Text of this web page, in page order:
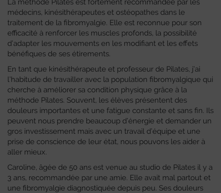
La méthode Pilates est fortement recommandée par les
médecins, kinésithérapeutes et ostéopathes dans le
traitement de la fibromyalgie. Elle est reconnue pour son
efficacité à renforcer les muscles profonds, la possibilité
d’adapter les mouvements en les modifiant et les effets
bénéfiques de ses étirements.
En tant que kinésithérapeute et professeur de Pilates, j’ai
l’habitude de travailler avec la population fibromyalgique qui
cherche à améliorer sa condition physique grâce à la
méthode Pilates. Souvent, les élèves présentent des
douleurs importantes et une fatigue constante et sans fin. Ils
peuvent nous prendre beaucoup d’énergie et demander un
gros investissement mais avec un travail d’équipe et une
prise de conscience de leur état, nous pouvons les aider à
aller mieux.
Caroline, âgée de 50 ans est venue au studio de Pilates il y a
3 ans, recommandée par une amie. Elle avait mal partout et
une fibromyalgie diagnostiquée depuis peu. Ses douleurs